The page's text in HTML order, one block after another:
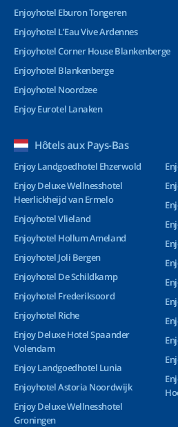
Enjoyhotel Eburon Tongeren
Enjoyhotel L’Eau Vive Ardennes
Enjoyhotel Corner House Blankenberge
Enjoyhotel Blankenberge
Enjoyhotel Noordzee
Enjoy Eurotel Lanaken
Hôtels aux Pays-Bas
Enjoy Landgoedhotel Ehzerwold
Enjoy Deluxe Wellnesshotel
Heerlickheijd van Ermelo
Enjoyhotel Vlieland
Enjoyhotel Hollum Ameland
Enjoyhotel Joli Bergen
Enjoyhotel De Schildkamp
Enjoyhotel Frederiksoord
Enjoyhotel Riche
Enjoy Deluxe Hotel Spaander
Volendam
Enjoy Landgoedhotel Lunia
Enjoyhotel Astoria Noordwijk
Enjoy Deluxe Wellnesshotel
Groningen